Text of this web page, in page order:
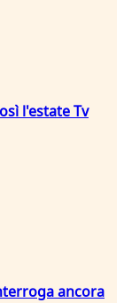
l'estate Tv
ancora